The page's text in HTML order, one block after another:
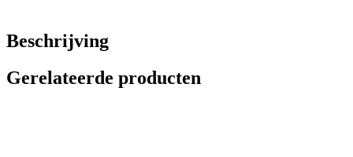
Beschrijving
Gerelateerde producten